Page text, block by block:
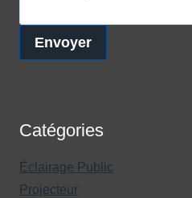
Envoyer
Catégories
Éclairage Public
Projecteur